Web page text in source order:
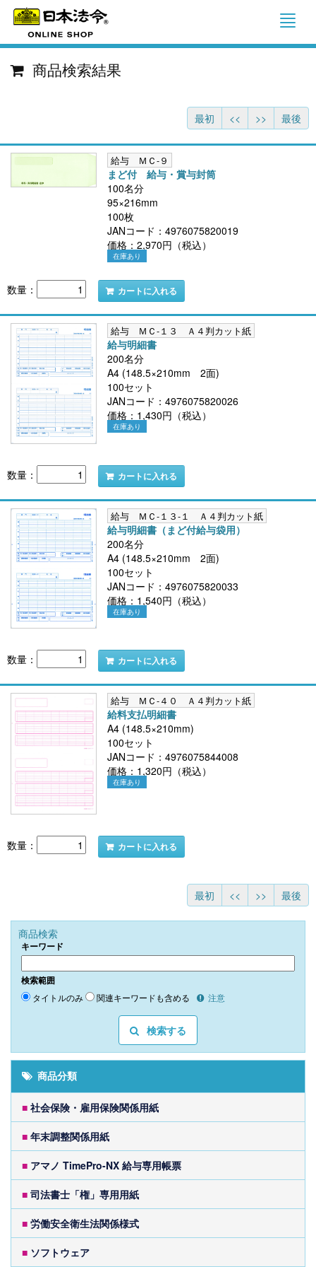
商品検索結果
最初 << >> 最後
給与 ＭＣ-９
まど付 給与・賞与封筒
100名分
95×216mm
100枚
JANコード：4976075820019
価格：2,970円（税込）
在庫あり
数量： カートに入れる
給与 ＭＣ-１３ Ａ４判カット紙
給与明細書
200名分
A4 (148.5×210mm 2面)
100セット
JANコード：4976075820026
価格：1,430円（税込）
在庫あり
数量： カートに入れる
給与 ＭＣ-１３-１ Ａ４判カット紙
給与明細書（まど付給与袋用）
200名分
A4 (148.5×210mm 2面)
100セット
JANコード：4976075820033
価格：1,540円（税込）
在庫あり
数量： カートに入れる
給与 ＭＣ-４０ Ａ４判カット紙
給料支払明細書
A4 (148.5×210mm)
100セット
JANコード：4976075844008
価格：1,320円（税込）
在庫あり
数量： カートに入れる
最初 << >> 最後
商品検索
キーワード
検索範囲
タイトルのみ 関連キーワードも含める 注意
検索する
商品分類
■ 社会保険・雇用保険関係用紙
■ 年末調整関係用紙
■ アマノ TimePro-NX 給与専用帳票
■ 司法書士「権」専用用紙
■ 労働安全衛生法関係様式
■ ソフトウェア